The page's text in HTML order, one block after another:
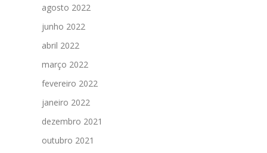
agosto 2022
junho 2022
abril 2022
março 2022
fevereiro 2022
janeiro 2022
dezembro 2021
outubro 2021